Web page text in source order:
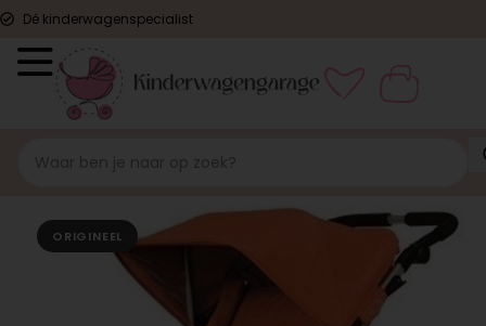
Dé kinderwagenspecialist
ORIGINEEL